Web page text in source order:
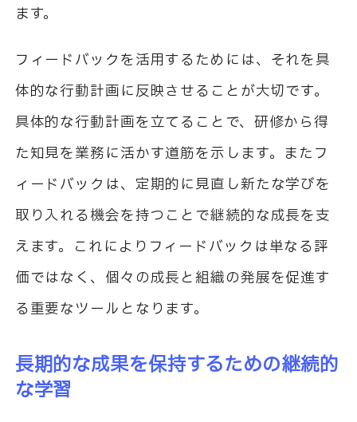
ます。
フィードバックを活用するためには、それを具
体的な行動計画に反映させることが大切です。
具体的な行動計画を立てることで、研修から得
た知見を業務に活かす道筋を示します。またフ
ィードバックは、定期的に見直し新たな学びを
取り入れる機会を持つことで継続的な成長を支
えます。これによりフィードバックは単なる評
価ではなく、個々の成長と組織の発展を促進す
る重要なツールとなります。
長期的な成果を保持するための継続的
な学習